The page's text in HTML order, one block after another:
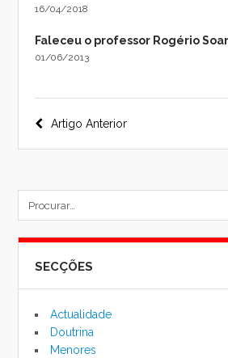
16/04/2018
Faleceu o professor Rogério
01/06/2013
Navegação
do
Artigo Anterior
SECÇÕES
Actualidade
Doutrina
Menores